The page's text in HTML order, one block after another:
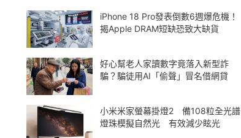
iPhone 18 Pro發表倒數6週爆危機！
揭Apple DRAM短缺恐致大缺貨
好心幫老人家讀數字竟落入新型詐
騙？騙徒用AI「偷聲」冒名借網貸
小米米家螢幕掛燈2 備108粒全光譜
燈珠模擬自然光 有效減少眩光